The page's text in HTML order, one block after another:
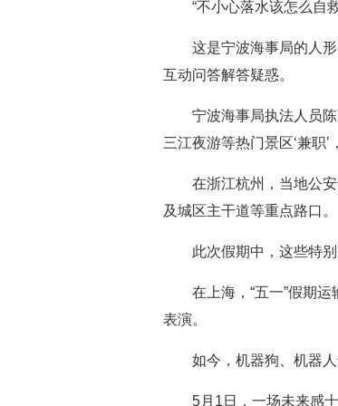
“不小心落水该怎么自
这是宁波海事局的人
互动问答解答疑惑。
宁波海事局执法人员
三江夜游等热门景区‘兼职
在浙江杭州，当地公
及城区主干道等重点路口。
此次假期中，这些特
在上海，“五一”假期
表演。
如今，机器狗、机器
5月1日，一场未来感